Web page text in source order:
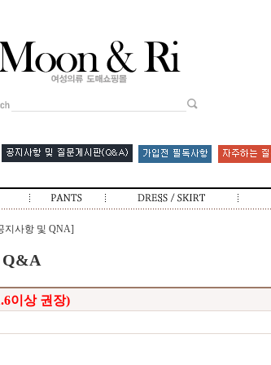
지사항 및 QNA]
Q&A
이상 권장)